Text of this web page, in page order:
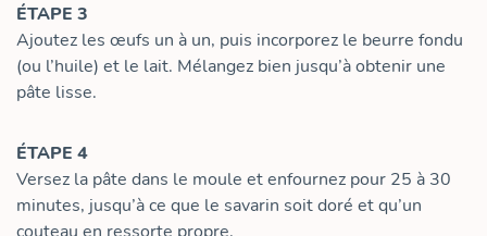
ÉTAPE 3
Ajoutez les œufs un à un, puis incorporez le beurre fondu
(ou l’huile) et le lait. Mélangez bien jusqu’à obtenir une
pâte lisse.
ÉTAPE 4
Versez la pâte dans le moule et enfournez pour 25 à 30
minutes, jusqu’à ce que le savarin soit doré et qu’un